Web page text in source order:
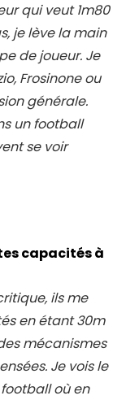
qui veut 1m80
je lève la main
de joueur. Je
Frosinone ou
générale.
un football
se voir
capacités à
ils me
en étant 30m
mécanismes
Je vois le
où en